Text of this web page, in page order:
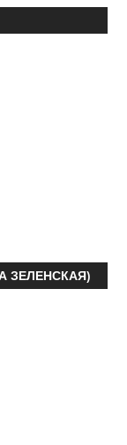
ЗЕЛЕНСКАЯ)